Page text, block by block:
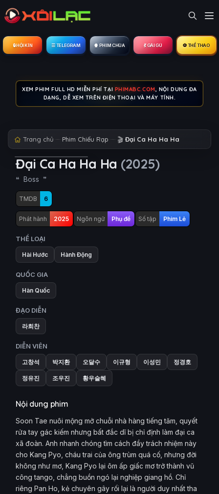
🔒︎ HỘI KÍN ☰ TELEGRAM 🍿 PHIM CHÙA 💃 GÁI GÚ ⚽ THỂ THAO
XEM PHIM FULL HD MIỄN PHÍ TẠI PHIMABC.COM, NỘI DUNG ĐA
DẠNG, DỄ XEM TRÊN ĐIỆN THOẠI VÀ MÁY TÍNH.
Trang chủ Phim Chiếu Rạp 🎬 Đại Ca Ha Ha Ha
Đại Ca Ha Ha Ha (2025)
Boss
TMDB 6
Phát hành 2025 Ngôn ngữ Phụ đề Số tập Phim Lẻ
THỂ LOẠI
Hài Hước Hành Động
QUỐC GIA
Hàn Quốc
ĐẠO DIỄN
라희찬
DIỄN VIÊN
고창석 박지환 오달수 이규형 이성민 정경호
정유진 조우진 황우슬혜
Nội dung phim
Soon Tae nuôi mộng mở chuỗi nhà hàng tiếng tăm, quyết
rửa tay gác kiếm nhưng bất đắc dĩ bị chỉ định làm đại ca
xã đoàn. Anh nhanh chóng tìm cách đẩy trách nhiệm này
cho Kang Pyo, cháu trai của ông trùm quá cố, nhưng đời
không như mơ, Kang Pyo lại ôm ấp giấc mơ trở thành vũ
công tango, chẳng buồn ngó lại nghiệp giang hồ. Chỉ
riêng Pan Ho, kẻ chuyên gây rối lại là người duy nhất tha